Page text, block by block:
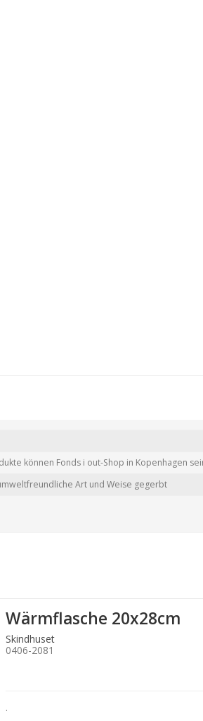
können Fonds i out-Shop in Kopenhagen
Art und Weise gegerbt
Wärmflasche 20x28cm
Skindhuset
0406-2081
.